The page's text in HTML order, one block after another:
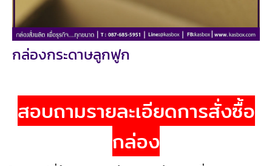
กล่องกระดาษลูกฟูก
สอบถามรายละเอียดการสั่งซื้อ
กล่อง